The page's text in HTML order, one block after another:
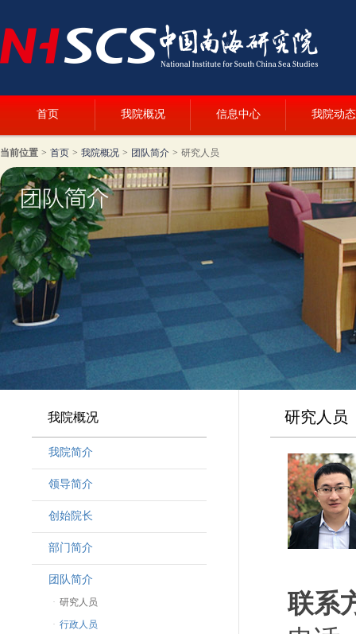
首页 我院概况 信息中心 我院动态
当前位置 > 首页 > 我院概况 > 团队简介 > 研究人员
我院概况
我院简介
领导简介
· 韩晶磊副院长
· 周勇副院长
林勇新副院长
创始院长
部门简介
团队简介
· 研究人员
· 行政人员
研究人员
联系